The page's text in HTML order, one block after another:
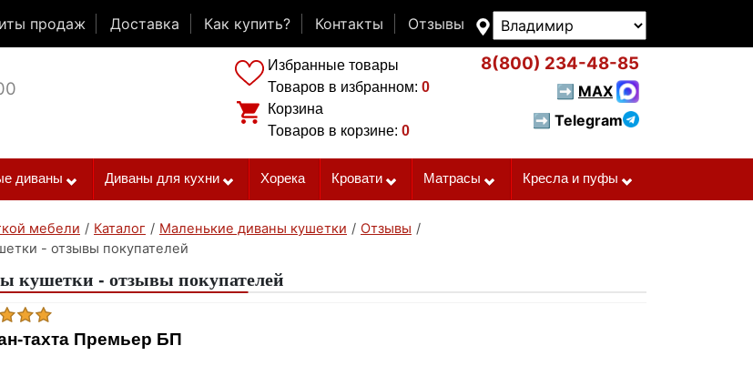
продаж Доставка Как купить? Контакты Отзывы
Избранные товары
Товаров в избранном: 0
Корзина
Товаров в корзине: 0
8(800) 234-48-85
➡ MAX
➡ Telegram
диваны Диваны для кухни Хорека Кровати Матрасы Кресла и пуфы
мебели / Каталог / Маленькие диваны кушетки / Отзывы /
- отзывы покупателей
кушетки - отзывы покупателей
тахта Премьер БП